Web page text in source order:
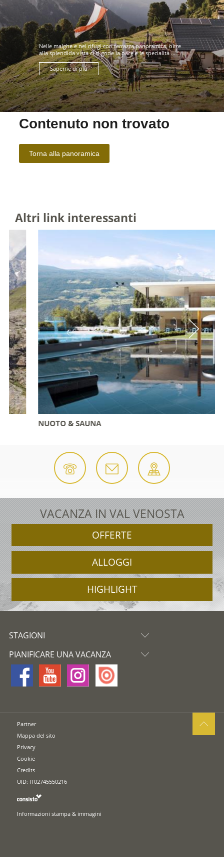
Nelle malghe e nei rifugi con terrazza panoramica, oltre
alla splendida vista ci si gode la pace e le specialità ...
Saperne di più
Altri link interessanti
NUOTO & SAUNA
VACANZA IN VAL VENOSTA
OFFERTE
ALLOGGI
HIGHLIGHT
STAGIONI
PIANIFICARE UNA VACANZA
Partner
Mappa del sito
Privacy
Cookie
Credits
UID: IT02745550216
Informazioni stampa & immagini